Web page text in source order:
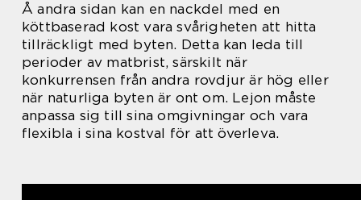
Å andra sidan kan en nackdel med en
köttbaserad kost vara svårigheten att hitta
tillräckligt med byten. Detta kan leda till
perioder av matbrist, särskilt när
konkurrensen från andra rovdjur är hög eller
när naturliga byten är ont om. Lejon måste
anpassa sig till sina omgivningar och vara
flexibla i sina kostval för att överleva.